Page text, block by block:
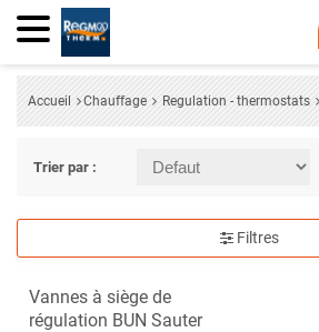
Accueil Chauffage Regulation - thermostats
Trier par :
Filtres
Vannes à siège de
régulation BUN Sauter